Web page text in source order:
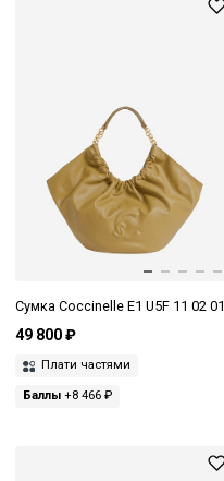
Сумка Coccinelle E1 U5F 11 02 01
49 800 ₽
Плати частями
Баллы +8 466 ₽